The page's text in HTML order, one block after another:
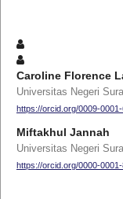
Caroline Florence
Universitas Negeri
https://orcid.org/0009-
Miftakhul Jannah
Universitas Negeri
https://orcid.org/0000-